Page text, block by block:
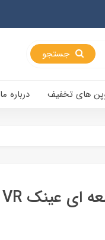
های تخفیف درباره ما